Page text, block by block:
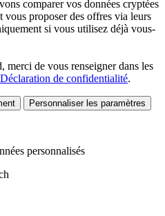
comparer vos données cryptées
vous proposer des offres via leurs
si vous utilisez déjà vous-
de vous renseigner dans les
Déclaration de confidentialité.
Personnaliser les paramètres
personnalisés